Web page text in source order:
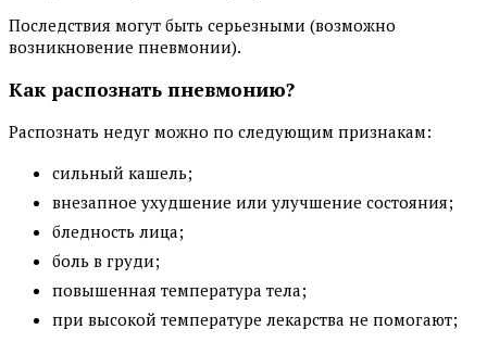
Последствия могут быть серьезными (возможно
возникновение пневмонии).
Как распознать пневмонию?
Распознать недуг можно по следующим признакам:
сильный кашель;
внезапное ухудшение или улучшение состояния;
бледность лица;
боль в груди;
повышенная температура тела;
при высокой температуре лекарства не помогают;